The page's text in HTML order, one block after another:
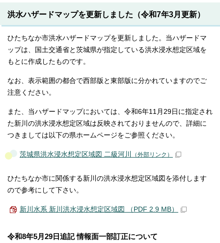
洪水ハザードマップを更新しました（令和7年3月更新）
ひたちなか市洪水ハザードマップを更新しました。当ハザードマ
ップは、国土交通省と茨城県が指定している洪水浸水想定区域を
もとに作成したものです。
なお、表示範囲の都合で西部版と東部版に分かれていますのでご
注意ください。
また、当ハザードマップにおいては、令和6年11月29日に指定され
た新川の洪水浸水想定区域は反映されておりませんので、詳細に
つきましては以下の県ホームページをご参照ください。
茨城県洪水浸水想定区域図 二級河川 （外部リンク）
ひたちなか市に関係する新川の洪水浸水想定区域図を添付します
ので参考にして下さい。
新川水系 新川洪水浸水想定区域図 （PDF 2.9 MB）
令和8年5月29日追記 情報面一部訂正について